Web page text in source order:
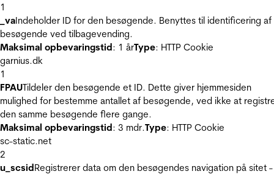
1
_vaIndeholder ID for den besøgende. Benyttes til identificering af
besøgende ved tilbagevending.
Maksimal opbevaringstid: 1 årType: HTTP Cookie
garnius.dk
1
FPAUTildeler den besøgende et ID. Dette giver hjemmesiden
mulighed for bestemme antallet af besøgende, ved ikke at
den samme besøgende flere gange.
Maksimal opbevaringstid: 3 mdr.Type: HTTP Cookie
sc-static.net
2
u_scsidRegistrerer data om den besøgendes navigation på sitet -